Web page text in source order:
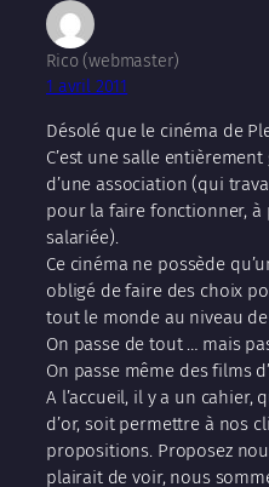
Rico (webmaster)
1 avril 2011
Désolé que le cinéma de
C’est une salle
d’une association (qui
pour la faire fonctionner,
salariée).
Ce cinéma ne possède
obligé de faire des choix
tout le monde au niveau
On passe de tout … mais
On passe même des films
A l’accueil, il y a un cahier,
d’or, soit permettre à nos
propositions. Proposez
plairait de voir, nous